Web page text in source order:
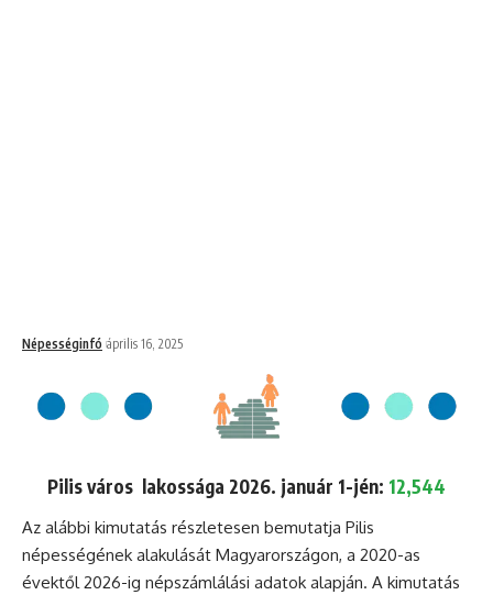
Népességinfó április 16, 2025
Pilis város lakossága 2026. január 1-jén: 12,544
Az alábbi kimutatás részletesen bemutatja Pilis
népességének alakulását Magyarországon, a 2020-as
évektől 2026-ig népszámlálási adatok alapján. A kimutatás